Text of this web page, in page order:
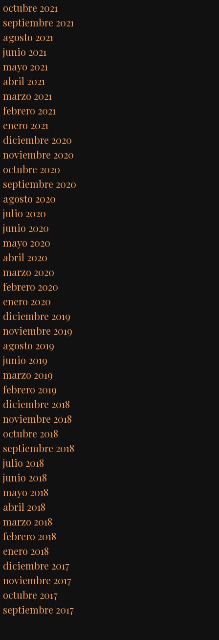
octubre 2021
septiembre 2021
agosto 2021
junio 2021
mayo 2021
abril 2021
marzo 2021
febrero 2021
enero 2021
diciembre 2020
noviembre 2020
octubre 2020
septiembre 2020
agosto 2020
julio 2020
junio 2020
mayo 2020
abril 2020
marzo 2020
febrero 2020
enero 2020
diciembre 2019
noviembre 2019
agosto 2019
junio 2019
marzo 2019
febrero 2019
diciembre 2018
noviembre 2018
octubre 2018
septiembre 2018
julio 2018
junio 2018
mayo 2018
abril 2018
marzo 2018
febrero 2018
enero 2018
diciembre 2017
noviembre 2017
octubre 2017
septiembre 2017